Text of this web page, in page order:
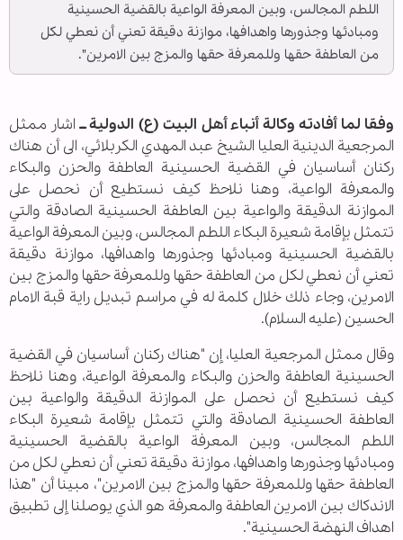
اللطم المجالس، وبين المعرفة الواعية بالقضية الحسينية
ومبادئها وجذورها واهدافها، موازنة دقيقة تعني أن نعطي لكل
من العاطفة حقها وللمعرفة حقها والمزج بين الامرين".
وفقا لما أفادته وكالة أنباء أهل البيت (ع) الدولية ــاشار ممثل
المرجعية الدينية العليا الشيخ عبد المهدي الكربلائي، الى أن هناك
ركنان أساسيان في القضية الحسينية العاطفة والحزن والبكاء
والمعرفة الواعية، وهنا نلاحظ كيف نستطيع أن نحصل على
الموازنة الدقيقة والواعية بين العاطفة الحسينية الصادقة والتي
تتمثل بإقامة شعيرة البكاء اللطم المجالس، وبين المعرفة الواعية
بالقضية الحسينية ومبادئها وجذورها واهدافها، موازنة دقيقة
تعني أن نعطي لكل من العاطفة حقها وللمعرفة حقها والمزج بين
الامرين، وجاء ذلك خلال كلمة له في مراسم تبديل راية قبة الامام
الحسين (عليه السلام).
وقال ممثل المرجعية العليا، إن "هناك ركنان أساسيان في القضية
الحسينية العاطفة والحزن والبكاء والمعرفة الواعية، وهنا نلاحظ
كيف نستطيع أن نحصل على الموازنة الدقيقة والواعية بين
العاطفة الحسينية الصادقة والتي تتمثل بإقامة شعيرة البكاء
اللطم المجالس، وبين المعرفة الواعية بالقضية الحسينية
ومبادئها وجذورها واهدافها، موازنة دقيقة تعني أن نعطي لكل من
العاطفة حقها وللمعرفة حقها والمزج بين الامرين"، مبينا أن "هذا
الاندكاك بين الامرين العاطفة والمعرفة هو الذي يوصلنا إلى تطبيق
اهداف النهضة الحسينية".